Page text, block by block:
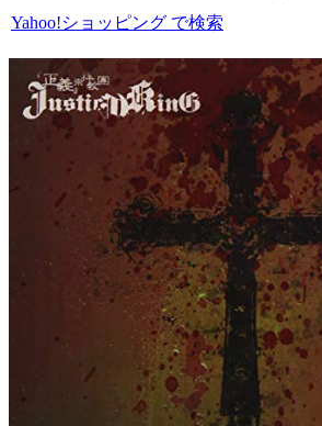
Yahoo!ショッピング で検索